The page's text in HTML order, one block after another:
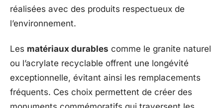
réalisées avec des produits respectueux de
l’environnement.
Les matériaux durables comme le granite naturel
ou l’acrylate recyclable offrent une longévité
exceptionnelle, évitant ainsi les remplacements
fréquents. Ces choix permettent de créer des